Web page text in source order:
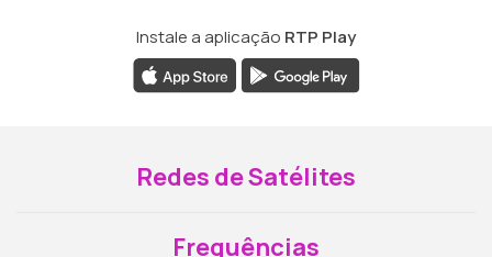
Instale a aplicação RTP Play
Redes de Satélites
Frequências